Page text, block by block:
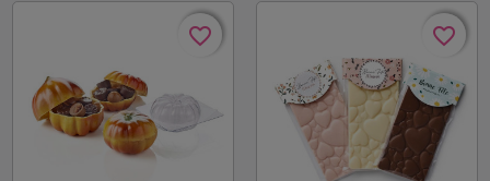
favorite_border
favorite_border favorite_border
favorite_border